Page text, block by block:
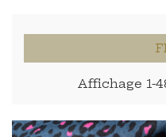
Affichage 1-